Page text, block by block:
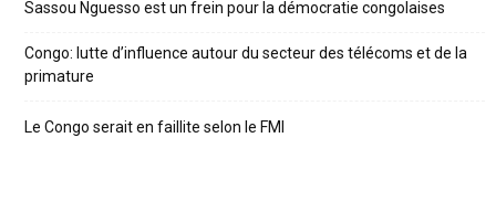
Sassou Nguesso est un frein pour la démocratie congolaises
Congo: lutte d’influence autour du secteur des télécoms et de la
primature
Le Congo serait en faillite selon le FMI